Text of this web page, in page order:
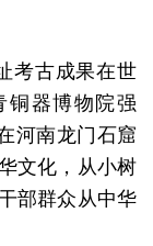
考古成果在世
铜器博物院强
河南龙门石窟
文化，从小树
部群众从中华